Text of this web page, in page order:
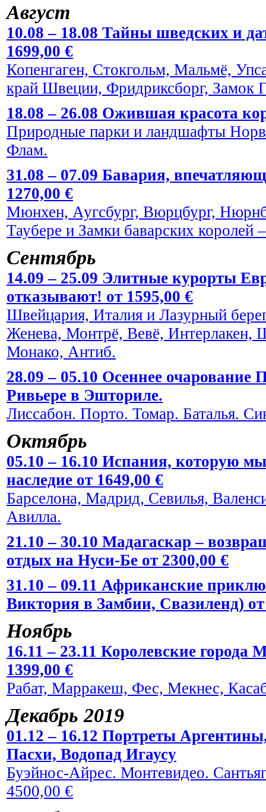
Август
10.08 – 18.08 Тайны шведских и
1699,00 €
Копенгаген, Стокгольм, Мальмё,
край Швеции, Фридриксборг, Замок
18.08 – 26.08 Ожившая красота
Природные парки и ландшафты
Флам.
31.08 – 07.09 Бавария,
1270,00 €
Мюнхен, Аугсбург, Вюрцбург,
Таубере и Замки баварских
Сентябрь
14.09 – 25.09 Элитные курорты
отказывают! от 1595,00 €
Швейцария, Италия и Лазурный
Женева, Монтрё, Вевё,
Монако, Антиб.
28.09 – 05.10 Осеннее
Ривьере в Эшториле.
Лиссабон. Порто. Томар. Баталья.
Октябрь
05.10 – 16.10 Испания, которую
наследие от 1649,00 €
Барселона, Мадрид, Севилья,
Авилла.
21.10 – 30.10 Мадагаскар –
отдых на Нуси-Бе от 2300,00 €
31.10 – 09.11 Африканские
Виктория в Замбии, Свазиленд) от
Ноябрь
16.11 – 23.11 Королевские
1399,00 €
Рабат, Марракеш, Фес, Мекнес,
Декабрь 2019
01.12 – 16.12 Портреты
Пасхи, Водопад Игаусу
Буэйнос-Айрес. Монтевидео.
4500,00 €